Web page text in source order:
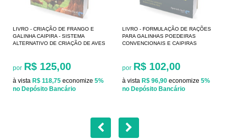
LIVRO - CRIAÇÃO DE FRANGO E
GALINHA CAIPIRA - SISTEMA
ALTERNATIVO DE CRIAÇÃO DE AVES
por R$ 125,00
à vista R$ 118,75 economize 5%
no Depósito Bancário
LIVRO - FORMULAÇÃO DE RAÇÕES
PARA GALINHAS POEDEIRAS
CONVENCIONAIS E CAIPIRAS
por R$ 102,00
à vista R$ 96,90 economize 5%
no Depósito Bancário